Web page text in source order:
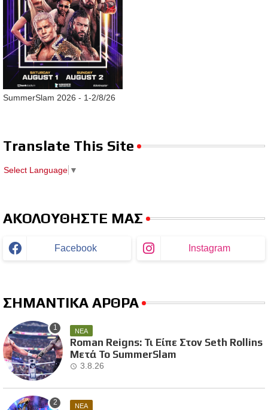
SummerSlam 2026 - 1-2/8/26
Translate This Site
Select Language ▼
ΑΚΟΛΟΥΘΗΣΤΕ ΜΑΣ
Facebook Instagram
ΣΗΜΑΝΤΙΚΑ ΑΡΘΡΑ
ΝΕΑ
Roman Reigns: Τι Είπε Στον Seth Rollins
Μετά Το SummerSlam
3.8.26
ΝΕΑ